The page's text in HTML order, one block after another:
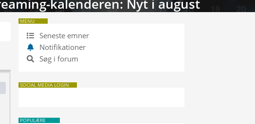
kalenderen: Nyt i august
MENU
Seneste emner
Notifikationer
Søg i forum
SOCIAL MEDIA LOGIN
POPULÆRE